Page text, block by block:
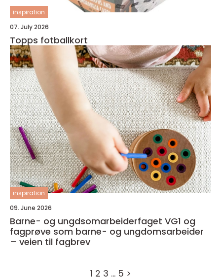
inspiration
07. July 2026
Topps fotballkort
inspiration
09. June 2026
Barne- og ungdsomarbeiderfaget VG1 og
fagprøve som barne- og ungdomsarbeider
– veien til fagbrev
1 2 3 … 5 >